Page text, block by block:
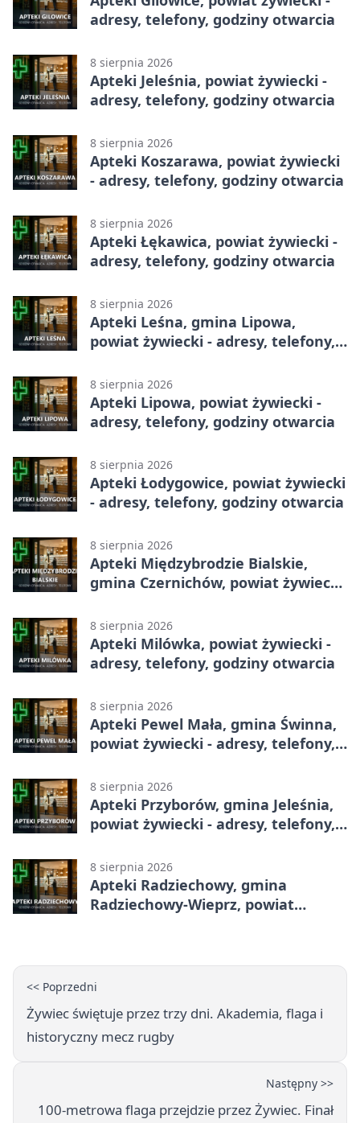
adresy, telefony, godziny otwarcia
8 sierpnia 2026
Apteki Jeleśnia, powiat żywiecki -
adresy, telefony, godziny otwarcia
8 sierpnia 2026
Apteki Koszarawa, powiat żywiecki
- adresy, telefony, godziny otwarcia
8 sierpnia 2026
Apteki Łękawica, powiat żywiecki -
adresy, telefony, godziny otwarcia
8 sierpnia 2026
Apteki Leśna, gmina Lipowa,
powiat żywiecki - adresy, telefony,
8 sierpnia 2026
Apteki Lipowa, powiat żywiecki -
adresy, telefony, godziny otwarcia
8 sierpnia 2026
Apteki Łodygowice, powiat żywiecki
- adresy, telefony, godziny otwarcia
8 sierpnia 2026
Apteki Międzybrodzie Bialskie,
gmina Czernichów, powiat żywiecki
8 sierpnia 2026
Apteki Milówka, powiat żywiecki -
adresy, telefony, godziny otwarcia
8 sierpnia 2026
Apteki Pewel Mała, gmina Świnna,
powiat żywiecki - adresy, telefony,
8 sierpnia 2026
Apteki Przyborów, gmina Jeleśnia,
powiat żywiecki - adresy, telefony,
8 sierpnia 2026
Apteki Radziechowy, gmina
Radziechowy-Wieprz, powiat
<< Poprzedni
Żywiec świętuje przez trzy dni. Akademia, flaga i
historyczny mecz rugby
Następny >>
100-metrowa flaga przejdzie przez Żywiec. Finał